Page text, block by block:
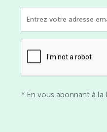
* En vous abonnant à